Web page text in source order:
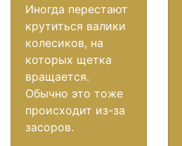
Иногда перестают
крутиться валики
колесиков, на
которых щетка
вращается.
Обычно это тоже
происходит из-за
засоров.